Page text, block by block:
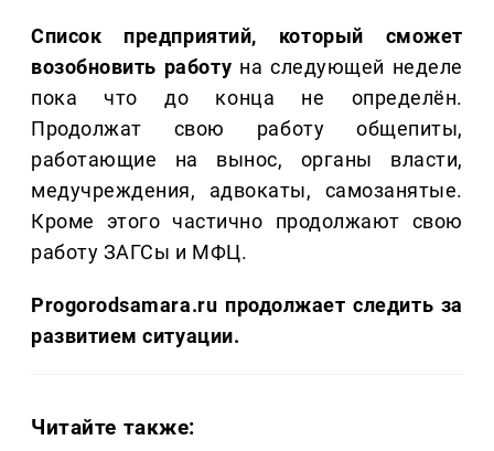
Список предприятий, который сможет
возобновить работу на следующей неделе
пока что до конца не определён.
Продолжат свою работу общепиты,
работающие на вынос, органы власти,
медучреждения, адвокаты, самозанятые.
Кроме этого частично продолжают свою
работу ЗАГСы и МФЦ.
Progorodsamara.ru продолжает следить за
развитием ситуации.
Читайте также: